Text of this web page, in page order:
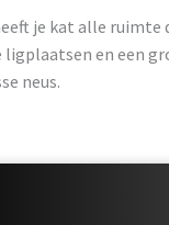
je kat alle ruimte
en een
neus.